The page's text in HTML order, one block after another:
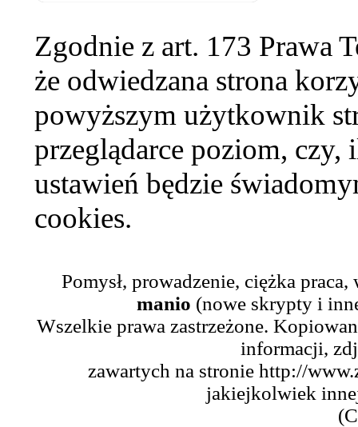
Zgodnie z art. 173 Prawa
że odwiedzana strona
powyższym użytkownik
przeglądarce poziom,
ustawień będzie
cookies.
Pomysł, prowadzenie, ciężka
manio (nowe skrypty i
Wszelkie prawa zastrzeżone.
informacji,
zawartych na stronie http://
jakiejkolwiek